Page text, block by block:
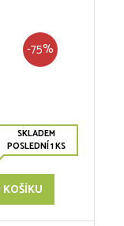
-75%
SKLADEM
POSLEDNÍ 1 KS